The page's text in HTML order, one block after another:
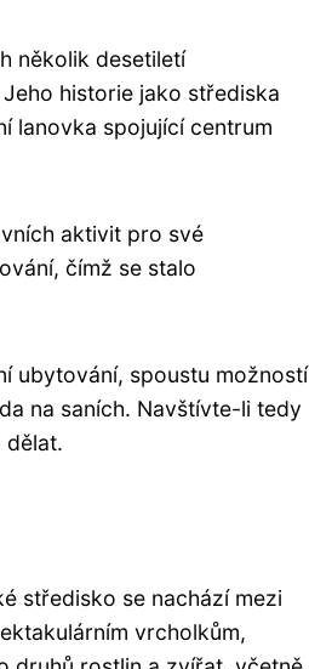
několik desetiletí
historie jako střediska
lanovka spojující centrum
aktivit pro své
čímž se stalo
ubytování, spoustu možností
na saních. Navštívte-li tedy
dělat.
středisko se nachází mezi
vrcholkům,